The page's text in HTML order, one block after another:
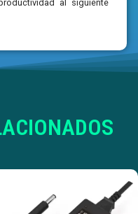
al siguiente